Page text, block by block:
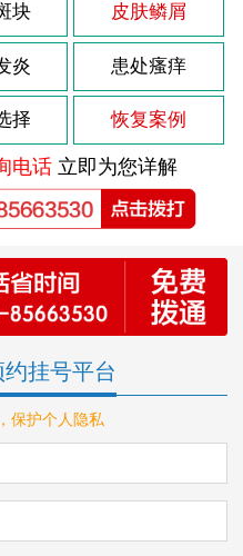
块 皮肤鳞屑
炎 患处瘙痒
择 恢复案例
电话立即为您详解
挂号平台
保护个人隐私